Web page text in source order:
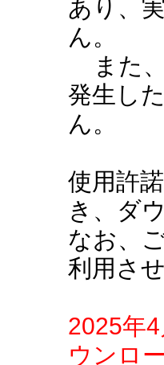
あり、
ん。
また、
発生し
ん。
使用許
き、ダ
なお、
利用さ
2025年
ウンロ